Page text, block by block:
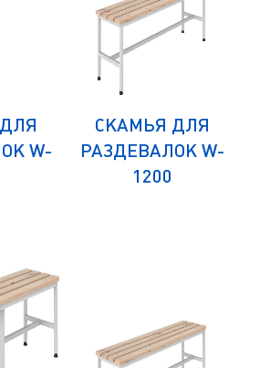
W-
СКАМЬЯ ДЛЯ
РАЗДЕВАЛОК W-
1200